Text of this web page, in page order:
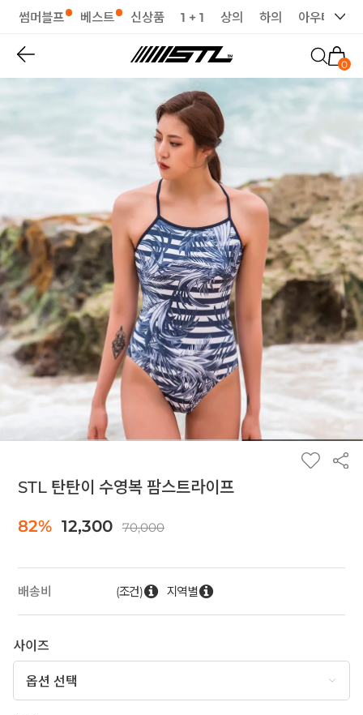
썸머블프 베스트 신상품 1 + 1 상의 하의 아우터
0
STL 탄탄이 수영복 팜스트라이프
82% 12,300 70,000
배송비 (조건) 지역별
사이즈